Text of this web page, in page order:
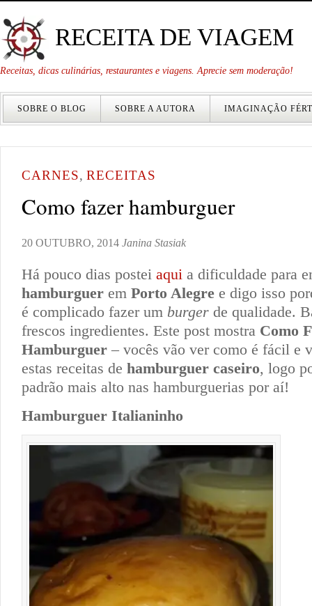
RECEITA DE VIAGEM
Receitas, dicas culinárias, restaurantes e viagens. Aprecie sem moderação!
SOBRE O BLOG SOBRE A AUTORA IMAGINAÇÃO
CARNES, RECEITAS
Como fazer hamburguer
20 OUTUBRO, 2014 Janina Stasiak
Há pouco dias postei aqui a dificuldade para
hamburguer em Porto Alegre e digo isso
é complicado fazer um burger de qualidade.
frescos ingredientes. Este post mostra Como
Hamburguer – vocês vão ver como é fácil e
estas receitas de hamburguer caseiro, logo
padrão mais alto nas hamburguerias por aí!
Hamburguer Italianinho